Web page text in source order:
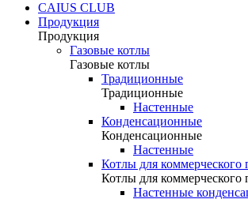
CAIUS CLUB
Продукция
Продукция
Газовые котлы
Газовые котлы
Традиционные
Традиционные
Настенные
Конденсационные
Конденсационные
Настенные
Котлы для коммерческого
Котлы для коммерческого
Настенные